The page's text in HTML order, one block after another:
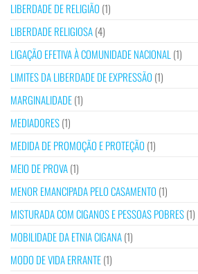
LIBERDADE DE RELIGIÃO (1)
LIBERDADE RELIGIOSA(4)
LIGAÇÃO EFETIVA À COMUNIDADE NACIONAL (1)
LIMITES DA LIBERDADE DE EXPRESSÃO (1)
MARGINALIDADE(1)
MEDIADORES(1)
MEDIDA DE PROMOÇÃO E PROTEÇÃO (1)
MEIO DE PROVA(1)
MENOR EMANCIPADA PELO CASAMENTO (1)
MISTURADA COM CIGANOS E PESSOAS POBRES(1)
MOBILIDADE DA ETNIA CIGANA(1)
MODO DE VIDA ERRANTE(1)